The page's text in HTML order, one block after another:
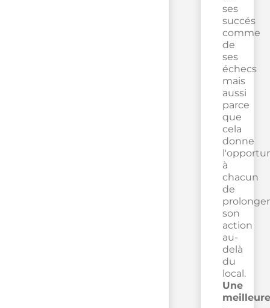
ses
succés
comme
de
ses
échecs
mais
aussi
parce
que
cela
donne
à
chacun
de
prolonger
son
action
au-
delà
du
local.
Une
meilleure